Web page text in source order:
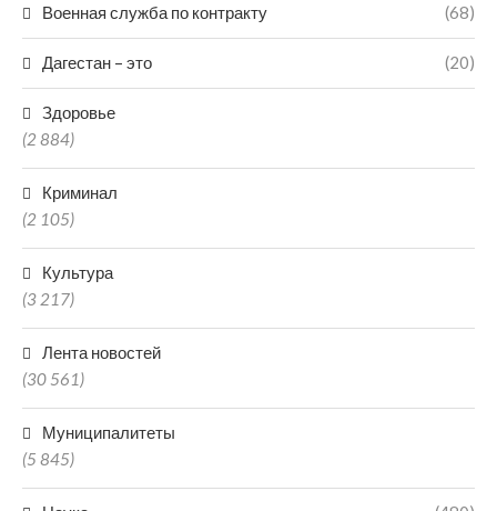
Военная служба по контракту (68)
Дагестан – это (20)
Здоровье
(2 884)
Криминал
(2 105)
Культура
(3 217)
Лента новостей
(30 561)
Муниципалитеты
(5 845)